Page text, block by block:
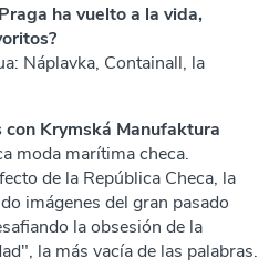
ha vuelto a la vida,
Náplavka, Containall, la
Krymská Manufaktura
moda marítima checa.
de la República Checa, la
imágenes del gran pasado
la obsesión de la
la más vacía de las palabras.